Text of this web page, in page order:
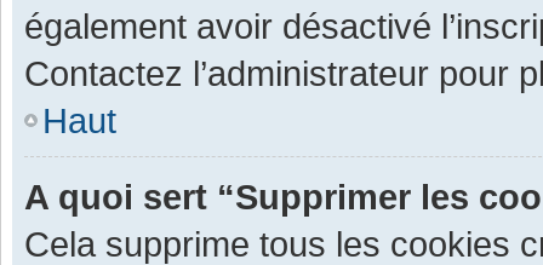
également avoir désactivé
Contactez l’administrateur pour
Haut
A quoi sert “Supprimer les
Cela supprime tous les cookies